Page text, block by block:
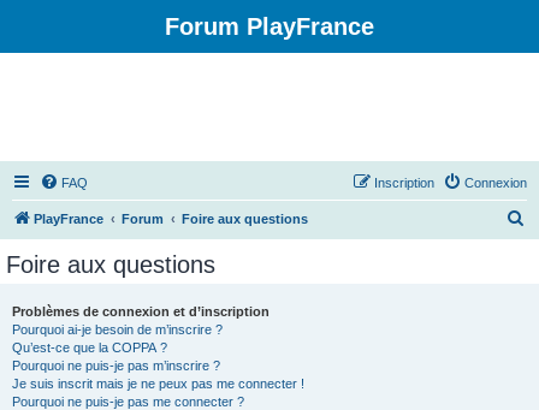
Forum PlayFrance
FAQ Connexion
Inscription
PlayFrance Forum Foire aux questions
Foire aux questions
Problèmes de connexion et d’inscription
Pourquoi ai-je besoin de m’inscrire ?
Qu’est-ce que la COPPA ?
Pourquoi ne puis-je pas m’inscrire ?
Je suis inscrit mais je ne peux pas me connecter !
Pourquoi ne puis-je pas me connecter ?